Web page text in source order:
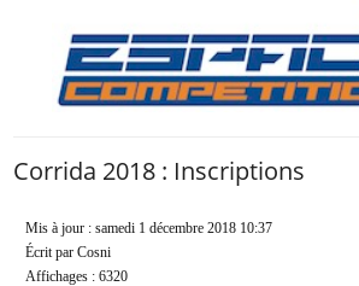
Corrida 2018 : Inscriptions
Mis à jour : samedi 1 décembre 2018 10:37
Écrit par Cosni
Affichages : 6320